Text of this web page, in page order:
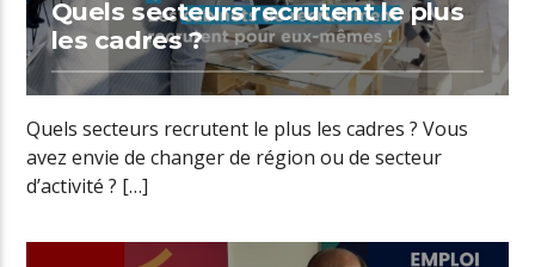
Quels secteurs recrutent le plus
les cadres ?
Quels secteurs recrutent le plus les cadres ? Vous
avez envie de changer de région ou de secteur
d’activité ? […]